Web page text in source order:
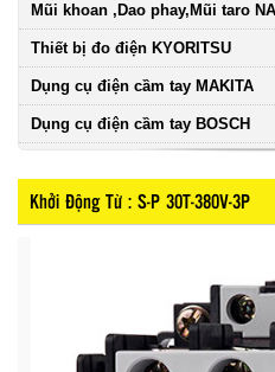
Mũi khoan ,Dao phay,Mũi taro
Thiết bị đo điện KYORITSU
Dụng cụ điện cầm tay MAKITA
Dụng cụ điện cầm tay BOSCH
Khởi Động Từ : S-P 30T-380V-3P